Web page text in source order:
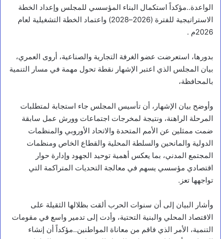
الواعدة..مؤكداً استكمال البناء المؤسسي للمجلس وإعداد الخطة
الاستراتيجية للفترة (2026–2028) واعتماد الخطة التشغيلية لعام
2026م .
بدورها، استعرضت عضو الغرفة التجارية والصناعية، أروى العمري،
بيان المجلس الذي اعتبر الإشهار نقطة تحول مهمة في مسار التنمية
بالمحافظة،
وأوضح بيان الإشهار، أن تأسيس المجلس جاء استجابة لمتطلبات
المرحلة الراهنة، ونتيجة لمخرجات اجتماعات وورش عمل سابقة
ضمت ممثلين عن الأمم المتحدة والاتحاد الأوروبي والمنظمات
الدولية والمانحين والسلطة المحلية والقطاع الخاص ومنظمات
المجتمع المدني، بما يعكس أهمية توحيد الجهود وإدارة حوار
اقتصادي مؤسسي يسهم في معالجة التحديات المتراكمة التي
تواجهها تعز.
وأشار البيان إلى أن سنوات الحرب ألقت بظلالها الثقيلة على
الاقتصاد المحلي والبنية التحتية، وأدت إلى تدمير واسع في مقومات
التنمية، الأمر الذي فاقم من معاناة المواطنين..مؤكداً أن إنشاء